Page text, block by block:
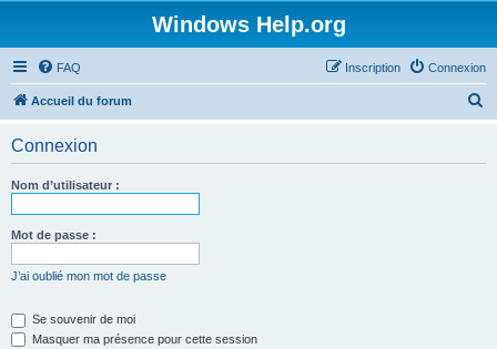
Windows Help.org
FAQ Connexion
Inscription
Accueil du forum
Connexion
Nom d’utilisateur :
Mot de passe :
J’ai oublié mon mot de passe
Se souvenir de moi
Masquer ma présence pour cette session